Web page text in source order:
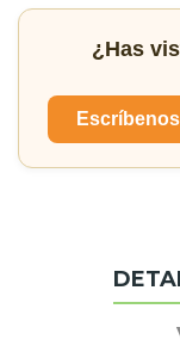
¿Has